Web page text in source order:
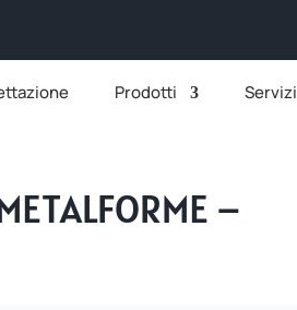
Prodotti Servizi
–